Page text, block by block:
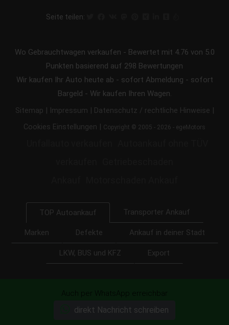
Seite teilen:
Wo Gebrauchtwagen verkaufen - Bewertet mit 4.76 von 5.0
Punkten basierend auf 298 Bewertungen
Wir kaufen Ihr Auto heute ab - sofort Abmeldung - sofort
Bargeld - Wir kaufen Ihren Wagen.
Sitemap | Impressum | Datenschutz / rechtliche Hinweise |
Cookies Einstellungen | Copyright © 2005 - 2026 - egeMotors
TOP Autoankauf Transporter Ankauf
Marken Defekte Ankauf in deiner Stadt
LKW, BUS und KFZ Export
Auch per WhatsApp erreichbar
direkt Nachricht schreiben